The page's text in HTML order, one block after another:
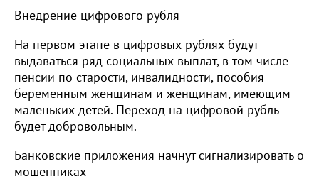
Внедрение цифрового рубля
На первом этапе в цифровых рублях будут
выдаваться ряд социальных выплат, в том числе
пенсии по старости, инвалидности, пособия
беременным женщинам и женщинам, имеющим
маленьких детей. Переход на цифровой рубль
будет добровольным.
Банковские приложения начнут сигнализировать о
мошенниках